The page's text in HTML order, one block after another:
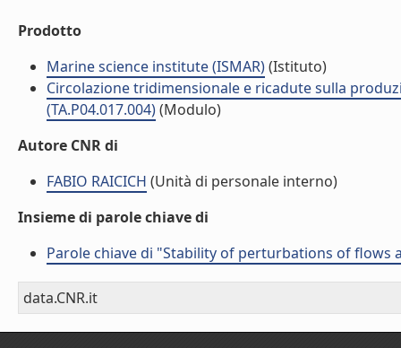
Prodotto
Marine science institute (ISMAR)(Istituto)
Circolazione tridimensionale e ricadute sulla
(TA.P04.017.004)(Modulo)
Autore CNR di
FABIO RAICICH (Unità di personale interno)
Insieme di parole chiave di
Parole chiave di "Stability of perturbations of flows
data.CNR.it